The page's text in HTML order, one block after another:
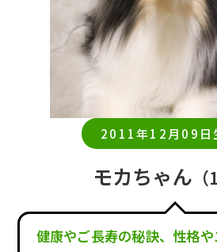
2011年12月09日
モカちゃん
健康やご長寿の秘訣、性格